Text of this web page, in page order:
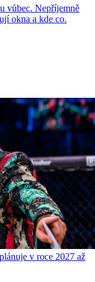
vůbec. Nepříjemně
okna a kde co.
v roce 2027 až